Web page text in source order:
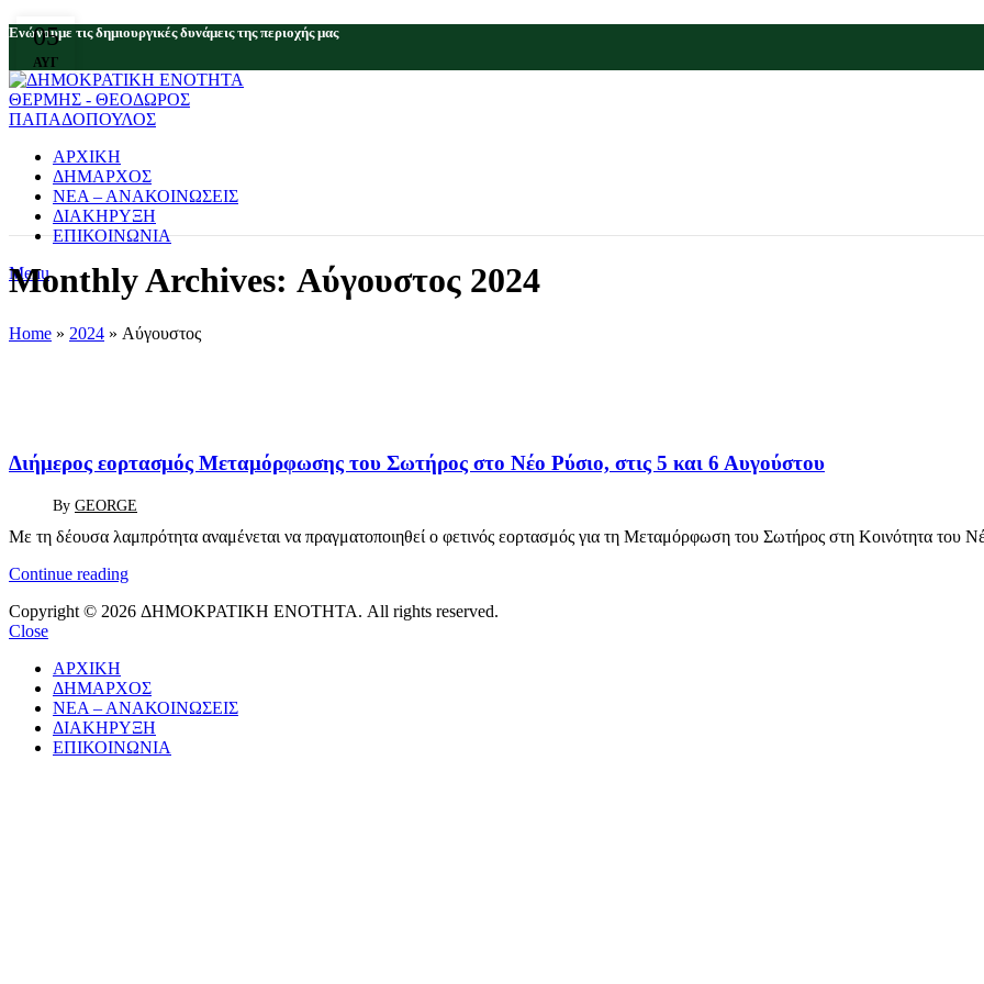
Eνώνουμε τις δημιουργικές δυνάμεις της περιοχής μας
ΑΡΧΙΚΗ
ΔΗΜΑΡΧΟΣ
ΝΕΑ – ΑΝΑΚΟΙΝΩΣΕΙΣ
ΔΙΑΚΗΡΥΞΗ
ΕΠΙΚΟΙΝΩΝΙΑ
Menu
Monthly Archives: Αύγουστος 2024
Home » 2024 » Αύγουστος
05
ΑΥΓ
Διήμερος εορτασμός Μεταμόρφωσης του Σωτήρος στο Νέο Ρύσιο, στις 5 και 6 Αυγούστου
By GEORGE
Με τη δέουσα λαμπρότητα αναμένεται να πραγματοποιηθεί ο φετινός εορτασμός για τη Μεταμόρφωση του Σωτήρος στη Κοινότητα του
Continue reading
Copyright © 2026 ΔΗΜΟΚΡΑΤΙΚΗ ΕΝΟΤΗΤΑ. All rights reserved.
Close
ΑΡΧΙΚΗ
ΔΗΜΑΡΧΟΣ
ΝΕΑ – ΑΝΑΚΟΙΝΩΣΕΙΣ
ΔΙΑΚΗΡΥΞΗ
ΕΠΙΚΟΙΝΩΝΙΑ